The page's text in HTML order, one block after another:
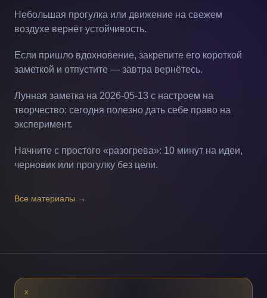
Небольшая прогулка или движение на свежем
воздухе вернёт устойчивость.
Если пришло вдохновение, закрепите его короткой
заметкой и отпустите — завтра вернётесь.
Лунная заметка на 2026-05-13 с настроем на
творчество: сегодня полезно дать себе право на
эксперимент.
Начните с простого «разогрева»: 10 минут на идеи,
черновик или прогулку без цели.
Все материалы →
X